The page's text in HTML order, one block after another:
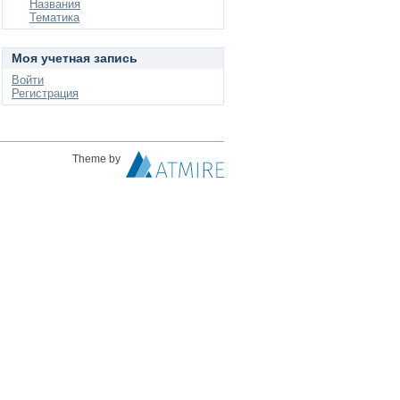
Названия
Тематика
Моя учетная запись
Войти
Регистрация
Theme by